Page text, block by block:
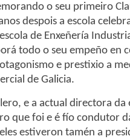
o seu primeiro
despois a escola
de Enxeñería
todo o seu empeño en
e prestixio a
de Galicia.
e a actual directora da
que foi e é fío condutor
estiveron tamén a